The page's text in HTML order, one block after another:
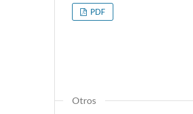
PDF
Otros